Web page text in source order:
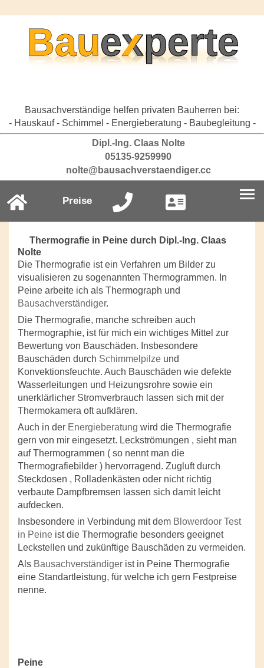
Bausachverständige helfen privaten Bauherren bei:
- Hauskauf - Schimmel - Energieberatung - Baubegleitung -
Dipl.-Ing. Claas Nolte
05135-9259990
nolte@bausachverstaendiger.cc
Preise
Thermografie in Peine durch Dipl.-Ing. Claas
Nolte
Die Thermografie ist ein Verfahren um Bilder zu
visualisieren zu sogenannten Thermogrammen. In
Peine arbeite ich als Thermograph und
Bausachverständiger.
Die Thermografie, manche schreiben auch
Thermographie, ist für mich ein wichtiges Mittel zur
Bewertung von Bauschäden. Insbesondere
Bauschäden durch Schimmelpilze und
Konvektionsfeuchte. Auch Bauschäden wie defekte
Wasserleitungen und Heizungsrohre sowie ein
unerklärlicher Stromverbrauch lassen sich mit der
Thermokamera oft aufklären.
Auch in der Energieberatung wird die Thermografie
gern von mir eingesetzt. Leckströmungen , sieht man
auf Thermogrammen ( so nennt man die
Thermografiebilder ) hervorragend. Zugluft durch
Steckdosen , Rolladenkästen oder nicht richtig
verbaute Dampfbremsen lassen sich damit leicht
aufdecken.
Insbesondere in Verbindung mit dem Blowerdoor Test
in Peine ist die Thermografie besonders geeignet
Leckstellen und zukünftige Bauschäden zu vermeiden.
Als Bausachverständiger ist in Peine Thermografie
eine Standartleistung, für welche ich gern Festpreise
nenne.
Peine